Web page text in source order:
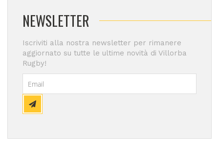
NEWSLETTER
Iscriviti alla nostra newsletter per rimanere
aggiornato su tutte le ultime novità di Villorba
Rugby!